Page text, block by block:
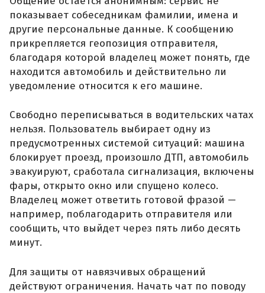
показывает собеседникам фамилии, имена и
другие персональные данные. К сообщению
прикрепляется геопозиция отправителя,
благодаря которой владелец может понять, где
находится автомобиль и действительно ли
уведомление относится к его машине.
Свободно переписываться в водительских чатах
нельзя. Пользователь выбирает одну из
предусмотренных системой ситуаций: машина
блокирует проезд, произошло ДТП, автомобиль
эвакуируют, сработала сигнализация, включены
фары, открыто окно или спущено колесо.
Владелец может ответить готовой фразой —
например, поблагодарить отправителя или
сообщить, что выйдет через пять либо десять
минут.
Для защиты от навязчивых обращений
действуют ограничения. Начать чат по поводу